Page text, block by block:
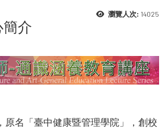
瀏覽人次: 14025
介
原名「臺中健康暨管理學院」，創校